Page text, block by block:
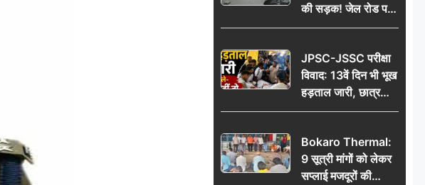
की सड़क! जेल रोड पर
गड्ढे ने खोली निर्माण
की उठी मांग
JPSC-JSSC परीक्षा
विवाद: 13वें दिन भी भूख
हड़ताल जारी, छात्र
बोले- जांच नहीं तो
Bokaro Thermal:
9 सूत्री मांगों को लेकर
सप्लाई मजदूरों की